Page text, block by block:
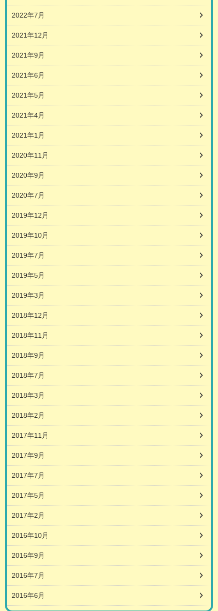
2022年7月
2021年12月
2021年9月
2021年6月
2021年5月
2021年4月
2021年1月
2020年11月
2020年9月
2020年7月
2019年12月
2019年10月
2019年7月
2019年5月
2019年3月
2018年12月
2018年11月
2018年9月
2018年7月
2018年3月
2018年2月
2017年11月
2017年9月
2017年7月
2017年5月
2017年2月
2016年10月
2016年9月
2016年7月
2016年6月